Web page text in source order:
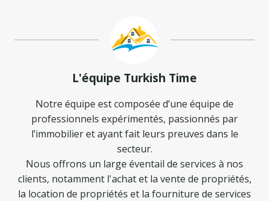
L'équipe Turkish Time
Notre équipe est composée d’une équipe de
professionnels expérimentés, passionnés par
l’immobilier et ayant fait leurs preuves dans le
secteur.
Nous offrons un large éventail de services à nos
clients, notamment l'achat et la vente de propriétés,
la location de propriétés et la fourniture de services